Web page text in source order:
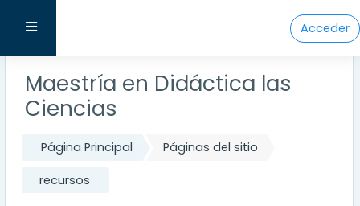
Panel lateral Acceder
Maestría en Didáctica las
Ciencias
Página Principal Páginas del sitio
recursos